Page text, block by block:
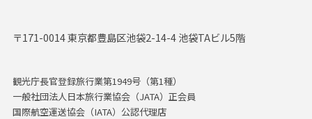
〒171-0014 東京都豊島区池袋2-14-4 池袋TAビル5階
観光庁長官登録旅行業第1949号（第1種）
一般社団法人日本旅行業協会（JATA）正会員
国際航空運送協会（IATA）公認代理店